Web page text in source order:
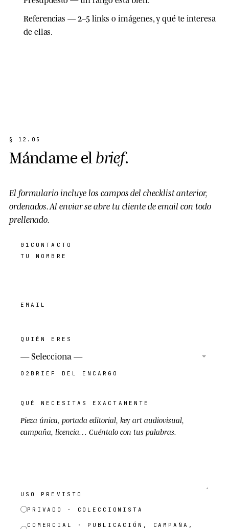
Referencias — 2–5 links o imágenes, y qué te interesa
de ellas.
§ 1 2 . 0 5
Mándameel brief.
El formulario incluye los campos del checklist anterior,
ordenados. Al enviar se abre tu cliente de email con todo
prellenado.
01 CONTACTO
TU NOMBRE
EMAIL
QUIÉN ERES
02 BRIEF DEL ENCARGO
QUÉ NECESITAS EXACTAMENTE
USO PREVISTO
PRIVADO · COLECCIONISTA
COMERCIAL · PUBLICACIÓN, CAMPAÑA,